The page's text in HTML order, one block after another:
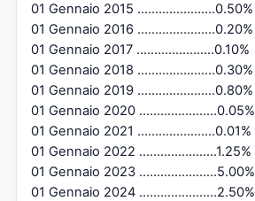
01 Gennaio 2015 ......................0.50%
01 Gennaio 2016 ......................0.20%
01 Gennaio 2017 ......................0.10%
01 Gennaio 2018 ......................0.30%
01 Gennaio 2019 ......................0.80%
01 Gennaio 2020 ......................0.05%
01 Gennaio 2021 ......................0.01%
01 Gennaio 2022 ......................1.25%
01 Gennaio 2023 ......................5.00%
01 Gennaio 2024 ......................2.50%